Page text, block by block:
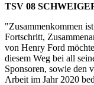
TSV 08
"Zusammenkommen
Fortschritt,
von Henry Ford
diesem Weg bei all
Sponsoren, sowie den
Arbeit im Jahr 2020